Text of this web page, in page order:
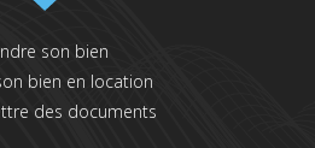
son bien
bien en location
des documents